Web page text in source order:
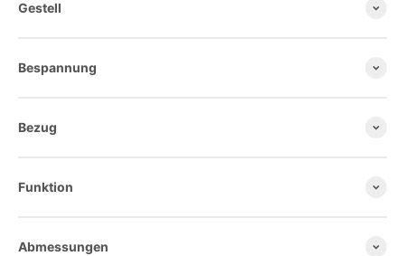
Gestell
Bespannung
Bezug
Funktion
Abmessungen